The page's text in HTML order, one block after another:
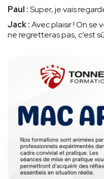
Paul :Super, je vais
Jack :Avec plaisir ! On se
ne regretteras pas, c’est